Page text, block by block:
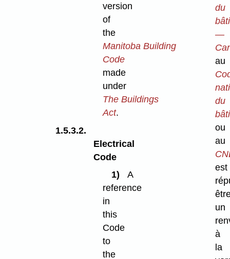
version
of
the
Manitoba Building
Code
made
under
The Buildings
Act.
1.5.3.2.
Electrical
Code
1)A
reference
in
this
Code
to
the
du
—
au
du
ou
au
est
un
à
la